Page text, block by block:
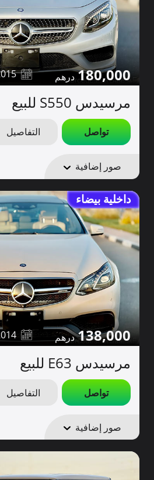
180,000
مرسيدس S550 للبيع
تواصل التفاصيل
صور إضافية
داخلية بيضاء
138,000
مرسيدس E63 للبيع
تواصل التفاصيل
صور إضافية